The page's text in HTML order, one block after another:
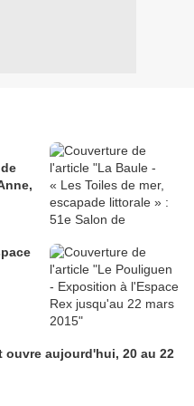
ouvre aujourd'hui, 20 au 22